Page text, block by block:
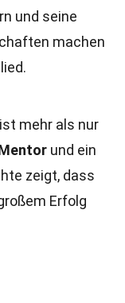
und seine
machen
mehr als nur
und ein
zeigt, dass
Erfolg